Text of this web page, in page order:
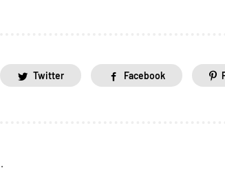
Twitter Facebook
.